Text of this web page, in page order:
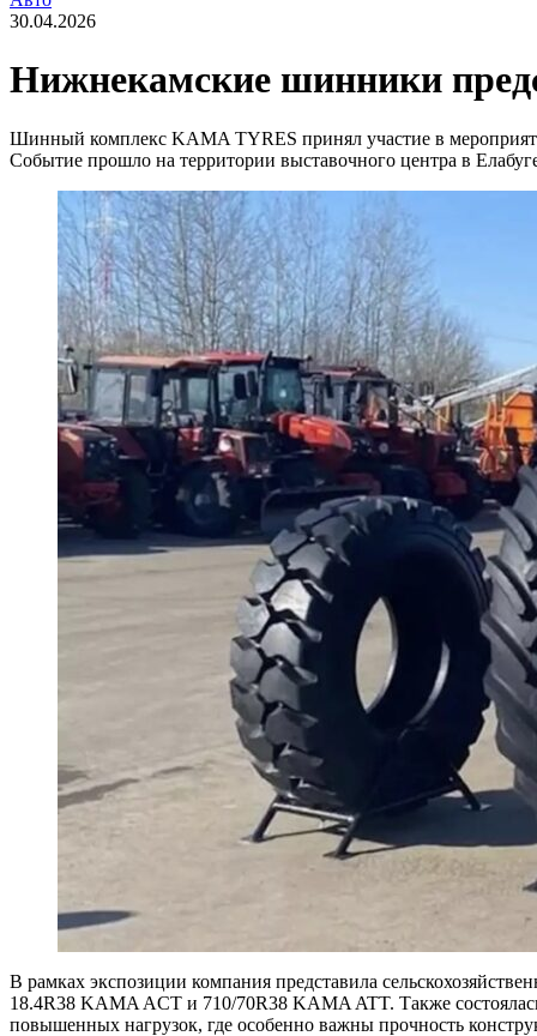
30.04.2026
Нижнекамские шинники
Шинный комплекс KAMA TYRES принял участие в
Событие прошло на территории выставочного центра в
В рамках экспозиции компания представила
18.4R38 KAMA ACT и 710/70R38 KAMA ATT. Также
повышенных нагрузок, где особенно важны прочность